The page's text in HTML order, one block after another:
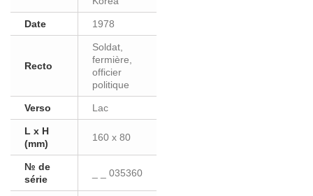
Date 1978
Recto
Soldat,
fermière,
officier
politique
Verso Lac
L x H
(mm)
160 x 80
№ de
série
_ _ 035360